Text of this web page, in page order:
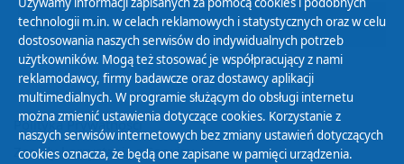
29 30 01 02 03 04 05
Polityka Prywatności
Zasady korzystania z Serwisu
technologii m.in. w celach reklamowych i statystycznych oraz w celu
dostosowania naszych serwisów do indywidualnych potrzeb
użytkowników. Mogą też stosować je współpracujący z nami
reklamodawcy, firmy badawcze oraz dostawcy aplikacji
multimedialnych. W programie służącym do obsługi internetu
można zmienić ustawienia dotyczące cookies. Korzystanie z
naszych serwisów internetowych bez zmiany ustawień dotyczących
cookies oznacza, że będą one zapisane w pamięci urządzenia.